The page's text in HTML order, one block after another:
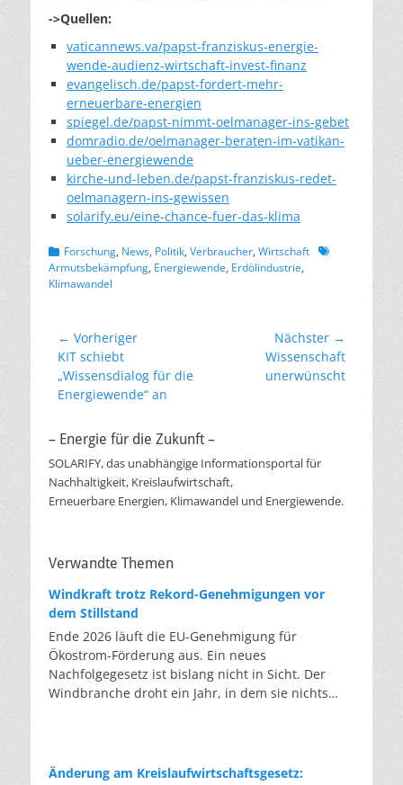
->Quellen:
vaticannews.va/papst-franziskus-energie-
wende-audienz-wirtschaft-invest-finanz
evangelisch.de/papst-fordert-mehr-
erneuerbare-energien
spiegel.de/papst-nimmt-oelmanager-ins-gebet
domradio.de/oelmanager-beraten-im-vatikan-
ueber-energiewende
kirche-und-leben.de/papst-franziskus-redet-
oelmanagern-ins-gewissen
solarify.eu/eine-chance-fuer-das-klima
Kategorien
Forschung, News, Politik, Verbraucher, Wirtschaft Schlagworte
Armutsbekämpfung, Energiewende, Erdölindustrie,
Klimawandel
Beitragsnavigation
← Vorheriger
Vorheriger
Beitrag:
KIT schiebt
„Wissensdialog für die
Energiewende“ an
Nächster →
Wissenschaft
unerwünscht
– Energie für die Zukunft –
SOLARIFY, das unabhängige Informationsportal für
Nachhaltigkeit, Kreislaufwirtschaft,
Erneuerbare Energien, Klimawandel und Energiewende.
Verwandte Themen
Windkraft trotz Rekord-Genehmigungen vor
dem Stillstand
Ende 2026 läuft die EU-Genehmigung für
Ökostrom-Förderung aus. Ein neues
Nachfolgegesetz ist bislang nicht in Sicht. Der
Windbranche droht ein Jahr, in dem sie nichts
die Verfahren laufen heute deutlich schneller. Die
Änderung am Kreislaufwirtschaftsgesetz: